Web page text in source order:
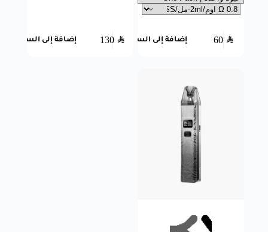
60 SAR إضافة إلى السلة 130 SAR إضافة إلى السلة